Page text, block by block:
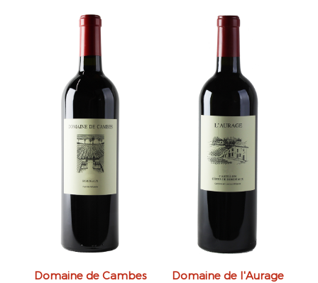
Domaine de Cambes Domaine de l'Aurage